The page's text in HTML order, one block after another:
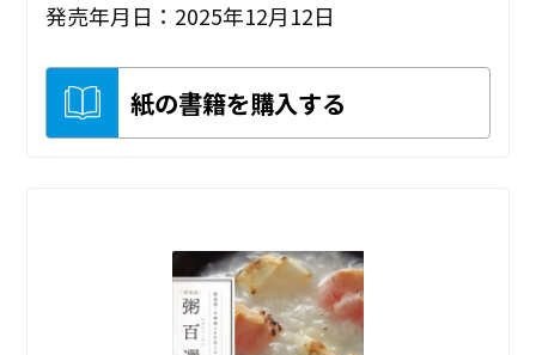
発売年月日：2025年12月12日
紙の書籍を購入する